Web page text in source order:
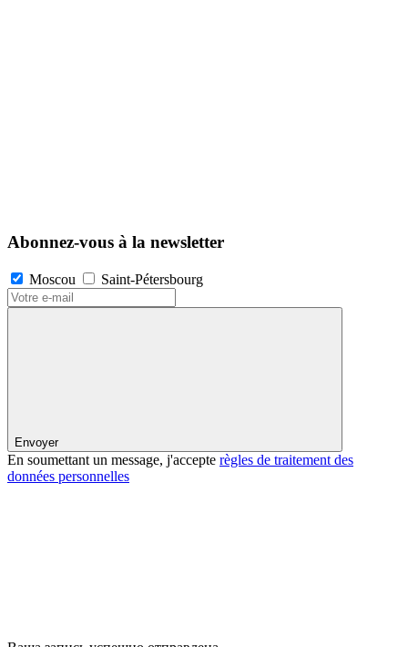
Abonnez-vous à la newsletter
Moscou Saint-Pétersbourg
Envoyer
En soumettant un message, j'accepte règles de traitement des
données personnelles